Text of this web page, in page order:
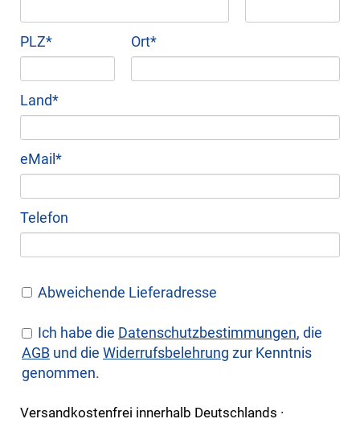
Pflichtfeld
PLZ* Pflichtfeld
Ort*
Pflichtfeld
Land*
Pflichtfeld
eMail *
Telefon
Abweichende Lieferadresse
Ich habe die Daten­schutz­bestim­mungen, die
AGB und die Wider­rufs­belehrung zur Kenntnis
genommen.
Versandkostenfrei innerhalb Deutschlands ·